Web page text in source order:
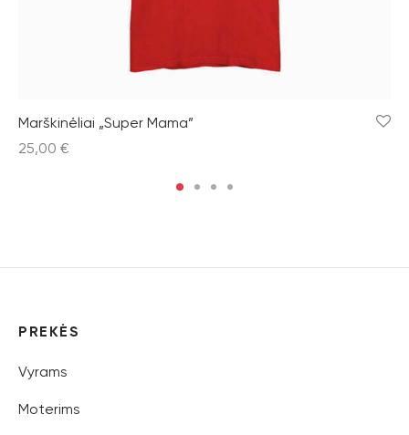
Marškinėliai „Super Mama”
25,00 €
PREKĖS
Vyrams
Moterims